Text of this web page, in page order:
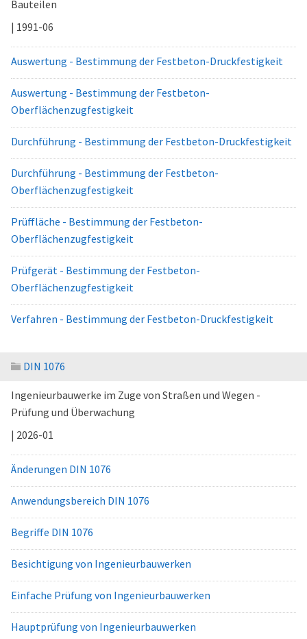
Bauteilen
| 1991-06
Auswertung - Bestimmung der Festbeton-Druckfestigkeit
Auswertung - Bestimmung der Festbeton-
Oberflächenzugfestigkeit
Durchführung - Bestimmung der Festbeton-Druckfestigkeit
Durchführung - Bestimmung der Festbeton-
Oberflächenzugfestigkeit
Prüffläche - Bestimmung der Festbeton-
Oberflächenzugfestigkeit
Prüfgerät - Bestimmung der Festbeton-
Oberflächenzugfestigkeit
Verfahren - Bestimmung der Festbeton-Druckfestigkeit
DIN 1076
Ingenieurbauwerke im Zuge von Straßen und Wegen -
Prüfung und Überwachung
| 2026-01
Änderungen DIN 1076
Anwendungsbereich DIN 1076
Begriffe DIN 1076
Besichtigung von Ingenieurbauwerken
Einfache Prüfung von Ingenieurbauwerken
Hauptprüfung von Ingenieurbauwerken